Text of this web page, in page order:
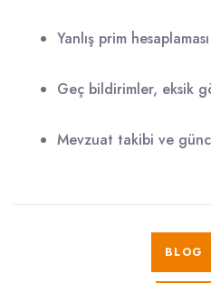
Yanlış prim
Geç bildirimler, eksik
Mevzuat takibi ve
BLOG